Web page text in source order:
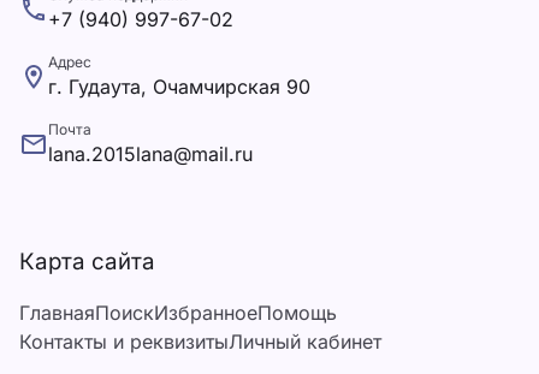
Карта сайта
ГлавнаяПоискИзбранноеПомощь
Контакты и реквизитыЛичный кабинет
+7 (940) 997-67-02
Адрес
г. Гудаута, Очамчирская 90
Почта
lana.2015lana@mail.ru